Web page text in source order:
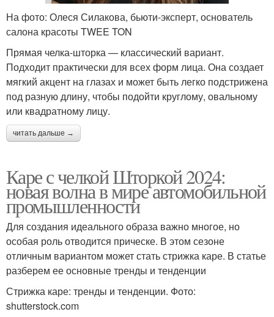
На фото: Олеся Силакова, бьюти-эксперт, основатель
салона красоты TWEE TON
Прямая челка-шторка — классический вариант.
Подходит практически для всех форм лица. Она создает
мягкий акцент на глазах и может быть легко подстрижена
под разную длину, чтобы подойти круглому, овальному
или квадратному лицу.
читать дальше →
Каре с челкой Шторкой 2024:
новая волна в мире автомобильной
промышленности
Для создания идеального образа важно многое, но
особая роль отводится прическе. В этом сезоне
отличным вариантом может стать стрижка каре. В статье
разберем ее основные тренды и тенденции
Стрижка каре: тренды и тенденции. Фото:
shutterstock.com